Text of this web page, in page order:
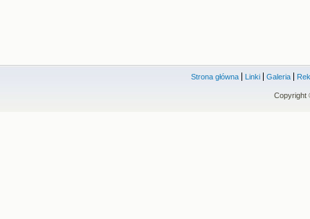
Strona główna Linki Galeria